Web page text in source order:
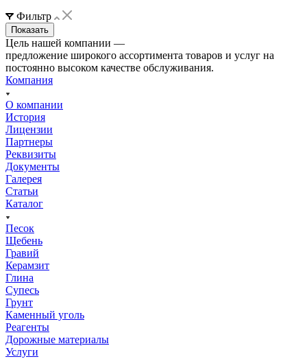
Фильтр
Цель нашей компании —
предложение широкого ассортимента товаров и услуг на
постоянно высоком качестве обслуживания.
Компания
О компании
История
Лицензии
Партнеры
Реквизиты
Документы
Галерея
Статьи
Каталог
Песок
Щебень
Гравий
Керамзит
Глина
Супесь
Грунт
Каменный уголь
Реагенты
Дорожные материалы
Услуги